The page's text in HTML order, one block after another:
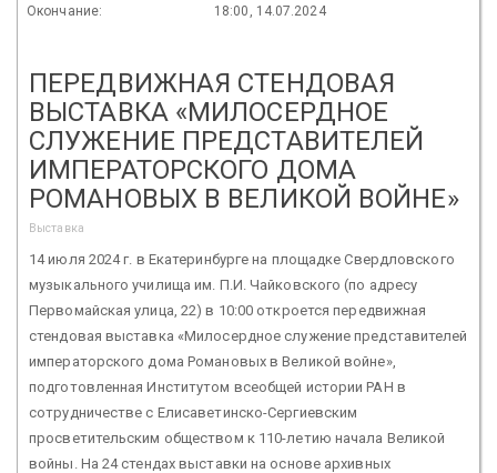
Окончание: 18:00, 14.07.2024
ПЕРЕДВИЖНАЯ СТЕНДОВАЯ
ВЫСТАВКА «МИЛОСЕРДНОЕ
СЛУЖЕНИЕ ПРЕДСТАВИТЕЛЕЙ
ИМПЕРАТОРСКОГО ДОМА
РОМАНОВЫХ В ВЕЛИКОЙ ВОЙНЕ»
Выставка
14 июля 2024 г. в Екатеринбурге на площадке Свердловского
музыкального училища им. П.И. Чайковского (по адресу
Первомайская улица, 22) в 10:00 откроется передвижная
стендовая выставка «Милосердное служение представителей
императорского дома Романовых в Великой войне»,
подготовленная Институтом всеобщей истории РАН в
сотрудничестве с Елисаветинско-Сергиевским
просветительским обществом к 110-летию начала Великой
войны. На 24 стендах выставки на основе архивных